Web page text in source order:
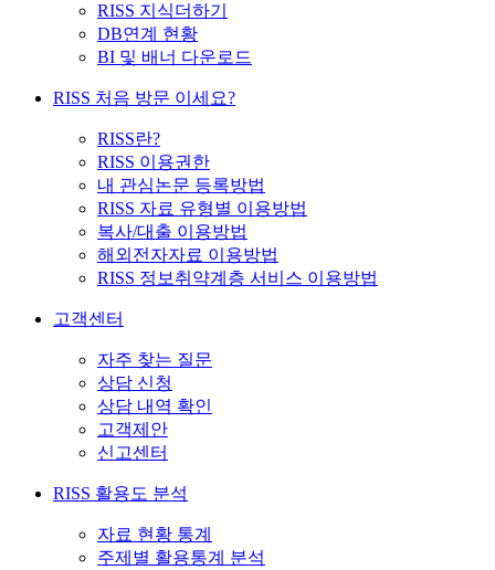
RISS 지식더하기
DB연계 현황
BI 및 배너 다운로드
RISS 처음 방문 이세요?
RISS란?
RISS 이용권한
내 관심논문 등록방법
RISS 자료 유형별 이용방법
복사/대출 이용방법
해외전자자료 이용방법
RISS 정보취약계층 서비스 이용방법
고객센터
자주 찾는 질문
상담 신청
상담 내역 확인
고객제안
신고센터
RISS 활용도 분석
자료 현황 통계
주제별 활용통계 분석